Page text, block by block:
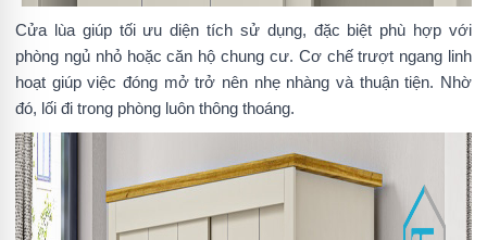
Cửa lùa giúp tối ưu diện tích sử dụng, đặc biệt phù hợp với
phòng ngủ nhỏ hoặc căn hộ chung cư. Cơ chế trượt ngang linh
hoạt giúp việc đóng mở trở nên nhẹ nhàng và thuận tiện. Nhờ
đó, lối đi trong phòng luôn thông thoáng.